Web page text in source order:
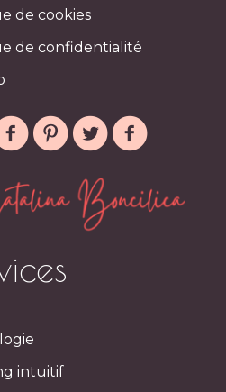
de cookies
de confidentialité
intuitif